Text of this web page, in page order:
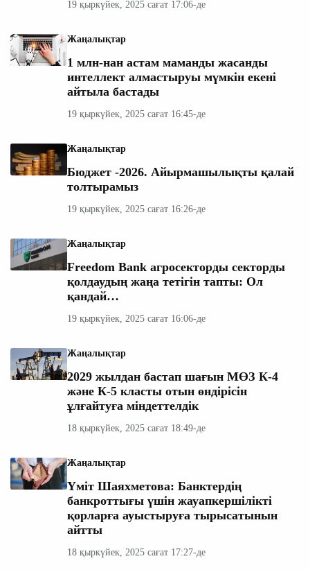
19 қыркүйек, 2025 сағат 17:06-де
Жаңалықтар
1 млн-нан астам маманды жасанды
интеллект алмастыруы мүмкін екені
айтыла бастады
19 қыркүйек, 2025 сағат 16:45-де
Жаңалықтар
Бюджет -2026. Айырмашылықты қалай
толтырамыз
19 қыркүйек, 2025 сағат 16:26-де
Жаңалықтар
Freedom Bank агросекторды секторды
қолдаудың жаңа тетігін тапты: Ол
қандай…
19 қыркүйек, 2025 сағат 16:06-де
Жаңалықтар
2029 жылдан бастап шағын МӨЗ К-4
және К-5 класты отын өндірісін
ұлғайтуға міндеттелдік
18 қыркүйек, 2025 сағат 18:49-де
Жаңалықтар
Үміт Шаяхметова: Банктердің
банкроттығы үшін жауапкершілікті
қорларға ауыстыруға тырысатынын
айтты
18 қыркүйек, 2025 сағат 17:27-де